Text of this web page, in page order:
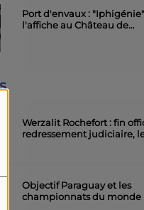
Port d'envaux :
l'affiche au Château de
Werzalit Rochefort : fin
redressement judiciaire,
Objectif Paraguay et les
championnats du monde